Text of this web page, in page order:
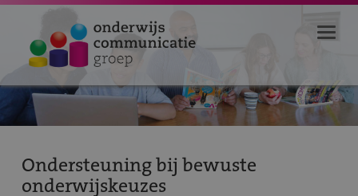
Ondersteuning bij bewuste
onderwijskeuzes